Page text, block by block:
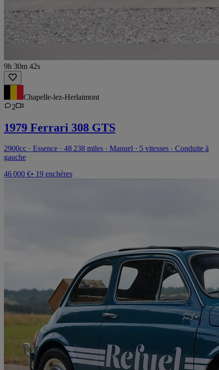
9h 30m 42s
Chapelle-lez-Herlaimont
2
1979 Ferrari 308 GTS
2900cc · Essence · 48 238 miles · Manuel · 5 vitesses · Conduite à
gauche
46 000 €• 19 enchères